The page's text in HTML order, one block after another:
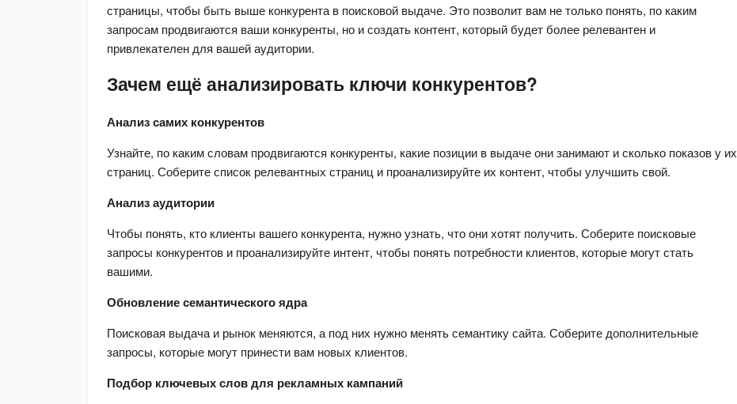
страницы, чтобы быть выше конкурента в поисковой выдаче. Это позволит вам не только понять, по каким
запросам продвигаются ваши конкуренты, но и создать контент, который будет более релевантен и
привлекателен для вашей аудитории.
Зачем ещё анализировать ключи конкурентов?
Анализ самих конкурентов
Узнайте, по каким словам продвигаются конкуренты, какие позиции в выдаче они занимают и сколько показов у их
страниц. Соберите список релевантных страниц и проанализируйте их контент, чтобы улучшить свой.
Анализ аудитории
Чтобы понять, кто клиенты вашего конкурента, нужно узнать, что они хотят получить. Соберите поисковые
запросы конкурентов и проанализируйте интент, чтобы понять потребности клиентов, которые могут стать
вашими.
Обновление семантического ядра
Поисковая выдача и рынок меняются, а под них нужно менять семантику сайта. Соберите дополнительные
запросы, которые могут принести вам новых клиентов.
Подбор ключевых слов для рекламных кампаний